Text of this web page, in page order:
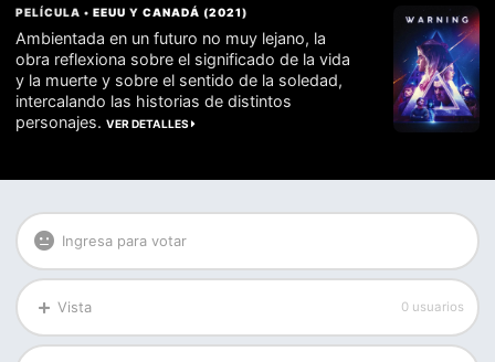
PELÍCULA •EEUU YCANADÁ (2021)
Ambientada en un futuro no muy lejano, la
obra reflexiona sobre el significado de la vida
y la muerte y sobre el sentido de la soledad,
intercalando las historias de distintos
personajes.VER DETALLES
Ingresa para votar
Vista 0 usuarios